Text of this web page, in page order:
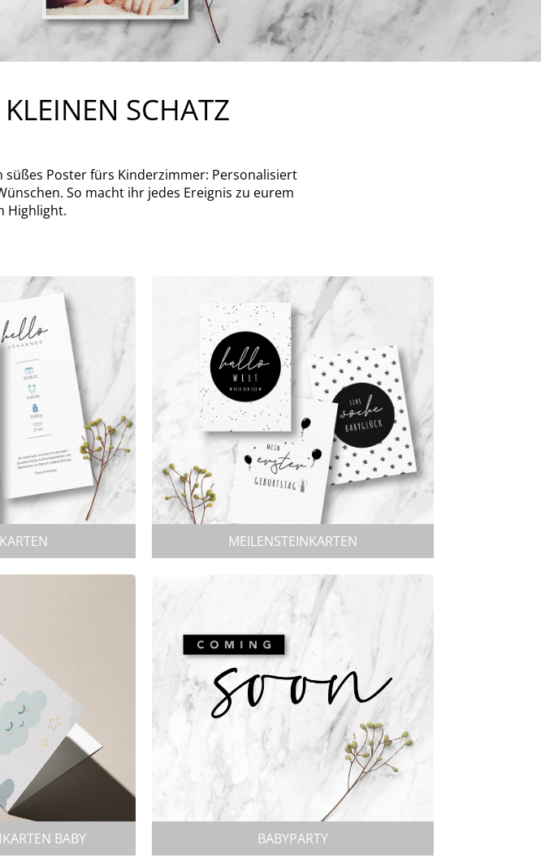
SCHATZ
Poster fürs Kinderzimmer: Personalisiert
So macht ihr jedes Ereignis zu eurem
Highlight.
MEILENSTEINKARTEN
BABY BABYPARTY